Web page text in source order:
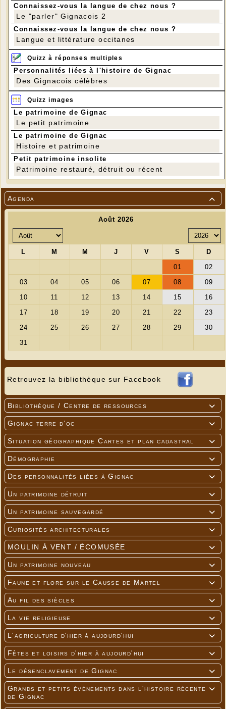

Agenda
Retrouvez la bibliothèque sur Facebook

Bibliothèque / Centre de ressources

Gignac terre d'oc

Situation géographique Cartes et plan cadastral

Démographie

Des personnalités liées à Gignac

Un patrimoine détruit

Un patrimoine sauvegardé

Curiosités architecturales

MOULIN À VENT / ÉCOMUSÉE

Un patrimoine nouveau

Faune et flore sur le Causse de Martel

Au fil des siècles

La vie religieuse

L'agriculture d'hier à aujourd'hui

Fêtes et loisirs d'hier à aujourd'hui

Le désenclavement de Gignac

Grands et petits événements dans l'histoire récente
de Gignac
Connaissez-vous la langue de chez nous ?
Le "parler" Gignacois 2
Connaissez-vous la langue de chez nous ?
Langue et littérature occitanes
Quizz à réponses multiples
Personnalités liées à l'histoire de Gignac
Des Gignacois célèbres
Quizz images
Le patrimoine de Gignac
Le petit patrimoine
Le patrimoine de Gignac
Histoire et patrimoine
Petit patrimoine insolite
Patrimoine restauré, détruit ou récent